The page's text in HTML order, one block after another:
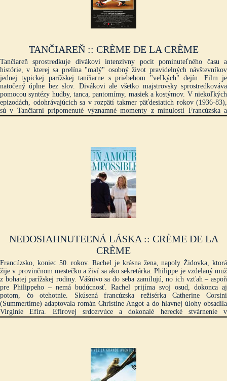
TANČIAREŇ :: CRÈME DE LA CRÈME
Tančiareň sprostredkuje divákovi intenzívny pocit pominuteľného času a
histórie, v kterej sa prelína "malý" osobný život pravidelných návštevníkov
jednej typickej parížskej tančiarne s priebehom "veľkých" dejín. Film je
natočený úplne bez slov. Divákovi ale všetko majstrovsky sprostredkováva
pomocou syntézy hudby, tanca, pantomímy, masiek a kostýmov. V niekoľkých
epizodách, odohrávajúcich sa v rozpätí takmer päťdesiatich rokov (1936-83),
sú v Tančiarni pripomenuté významné momenty z minulosti Francúzska a
spolu s ním vlastne aj celej Európy. K popularite snímku prispievajú mnohé
NEDOSIAHNUTEĽNÁ LÁSKA :: CRÈME DE LA
CRÈME
Francúzsko, koniec 50. rokov. Rachel je krásna žena, napoly Židovka, ktorá
žije v provinčnom mestečku a živí sa ako sekretárka. Philippe je vzdelaný muž
z bohatej parížskej rodiny. Vášnivo sa do seba zamilujú, no ich vzťah – aspoň
pre Philippeho – nemá budúcnosť. Rachel prijíma svoj osud, dokonca aj
potom, čo otehotnie. Skúsená francúzska režisérka Catherine Corsini
(Summertime) adaptovala román Christine Angot a do hlavnej úlohy obsadila
Virginie Efira. Efirovej srdcervúce a dokonalé herecké stvárnenie v
kombinácii s umelecky poňatou kamerou a výpravou filmu úspešne zachytáva